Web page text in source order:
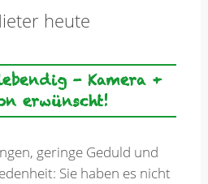
heute
- Kamera +
erwünscht!
geringe Geduld und
Sie haben es nicht